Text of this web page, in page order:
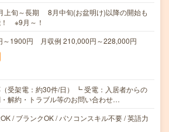
上旬～長期 8月中旬(お盆明け)以降の開始も
！ ※9月～！
～1900円 月収例 210,000円～228,000円
（受架電：約30件/日） ┗ 受電：入居者からの
解約・トラブル等のお問い合わせ…
/ ブランクOK / パソコンスキル不要 / 英語力